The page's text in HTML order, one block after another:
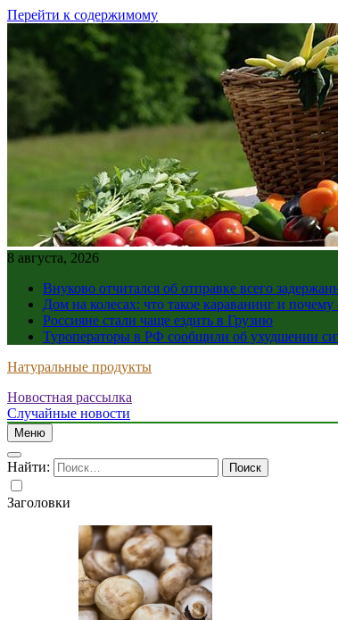
Перейти к содержимому
8 августа, 2026
Внуково отчитался об отправке всего
Дом на колесах: что такое караванинг и
Россияне стали чаще ездить в Грузию
Туроператоры в РФ сообщили об ухудшении
Натуральные продукты
Новостная рассылка
Случайные новости
Меню
Найти:
Заголовки